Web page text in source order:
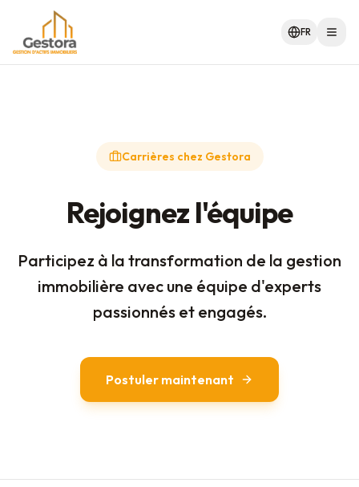
FR Menu
Carrières chez Gestora
Rejoignez l'équipe
Participez à la transformation de la gestion
immobilière avec une équipe d'experts
passionnés et engagés.
Postuler maintenant